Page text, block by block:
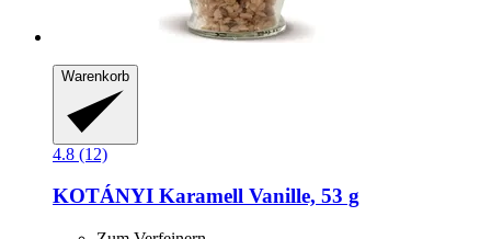
Warenkorb
4.8 (12)
KOTÁNYI Karamell Vanille, 53 g